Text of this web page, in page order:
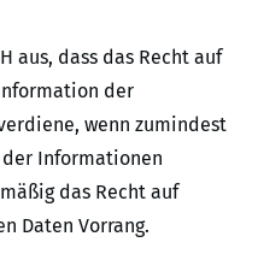
aus, dass das Recht auf
der
wenn zumindest
Informationen
das Recht auf
Daten Vorrang.